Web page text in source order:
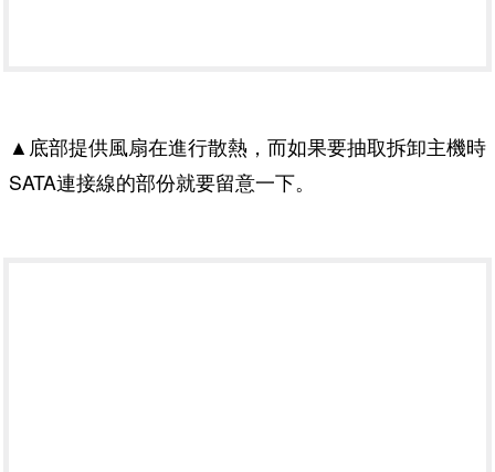
▲底部提供風扇在進行散熱，而如果要抽取拆卸主機時
SATA連接線的部份就要留意一下。